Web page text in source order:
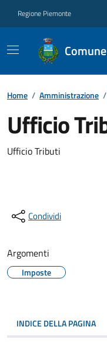
Regione Piemonte
Home / Amministrazione /
Ufficio
Ufficio Tributi
Condividi
Argomenti
Imposte
INDICE DELLA PAGINA